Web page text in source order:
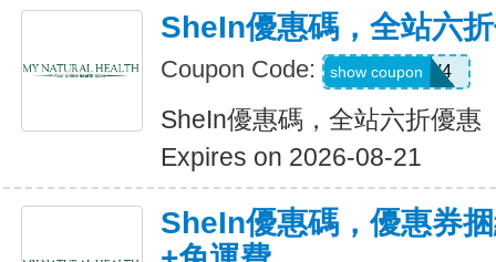
SheIn優惠碼，全站六
Coupon Code: LS8V4
show coupon
SheIn優惠碼，全站六折優惠
Expires on 2026-08-21
SheIn優惠碼，優惠券